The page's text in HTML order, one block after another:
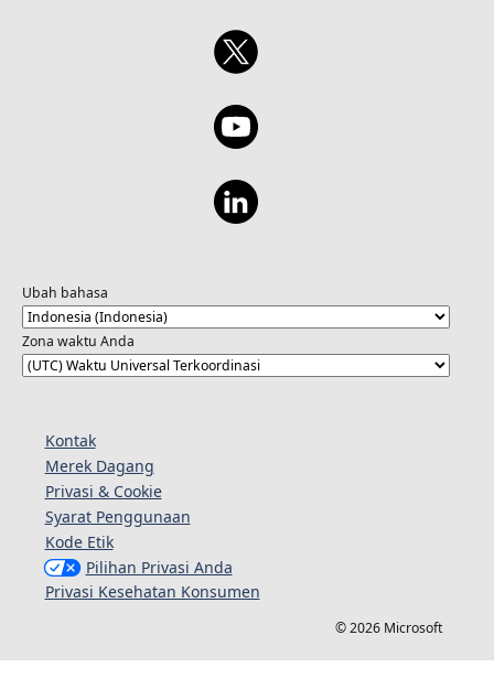
Ubah bahasa
Zona waktu Anda
Kontak
Merek Dagang
Privasi & Cookie
Syarat Penggunaan
Kode Etik
Pilihan Privasi Anda
Privasi Kesehatan Konsumen
© 2026 Microsoft